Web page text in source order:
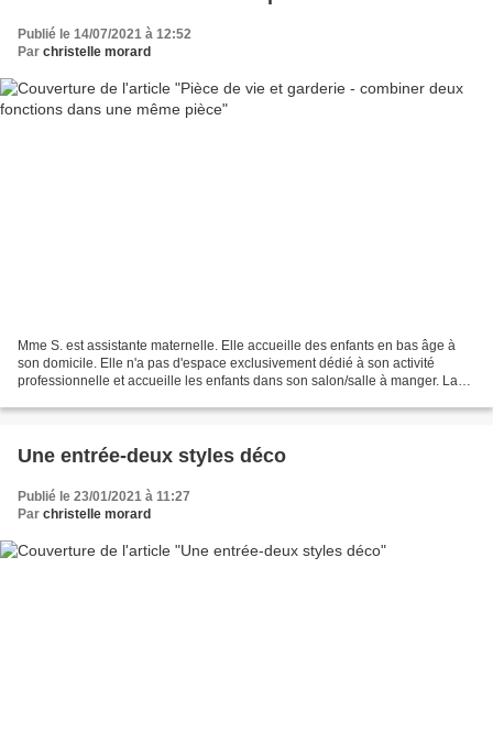
Publié le 14/07/2021 à 12:52
Par christelle morard
Mme S. est assistante maternelle. Elle accueille des enfants en bas âge à
son domicile. Elle n'a pas d'espace exclusivement dédié à son activité
professionnelle et accueille les enfants dans son salon/salle à manger. La
Une entrée-deux styles déco
Publié le 23/01/2021 à 11:27
Par christelle morard